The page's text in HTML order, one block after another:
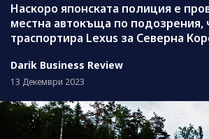
Наскоро японската полиция е
местна автокъща по подозрения,
траспортира Lexus за Северна
Darik Business Review
13 Декември 2023